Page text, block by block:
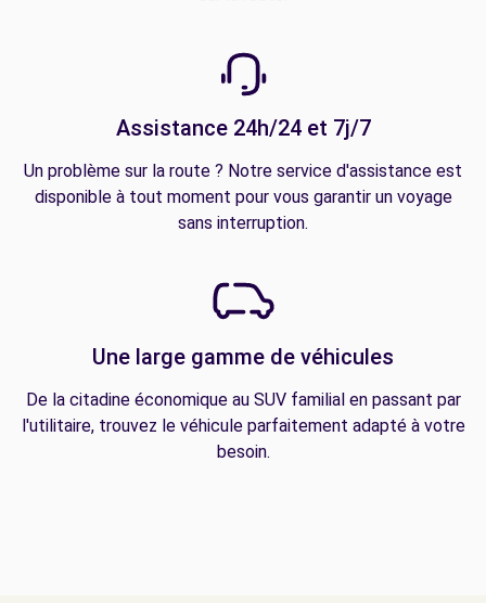
Assistance 24h/24 et 7j/7
Un problème sur la route ? Notre service d'assistance est
disponible à tout moment pour vous garantir un voyage
sans interruption.
Une large gamme de véhicules
De la citadine économique au SUV familial en passant par
l'utilitaire, trouvez le véhicule parfaitement adapté à votre
besoin.